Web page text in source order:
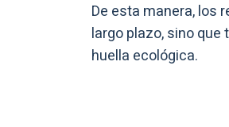
De esta manera, los
largo plazo, sino
huella ecológica.